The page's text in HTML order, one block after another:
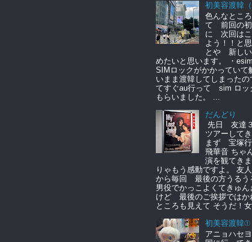
初美容渡韓（
色んなとこ
て 前回の初
に 次回はこ
よう！！と
とや 新しい
めたいと思います。 ・
SIMロックがかかっていて
いまま渡韓してしまった
てすぐau行って sim ロッ
もらいました。 ...
だんどり
先日 友達
ツアーしてき
まず 宝塚
飛華音 ちゃ
演を観てき
りゃもう感動ですよ。 友
から毎回 最後の方うるう
男役でかっこよくてきゅん
けど 最後のご挨拶ではか
ところも見えて そうだ！
初美容渡韓①
アニョハセ